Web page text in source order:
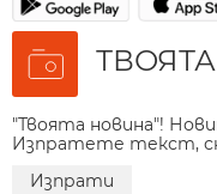
"Твоята новина"!
Изпратете текст,
Изпрати